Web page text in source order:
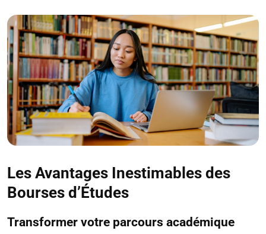
Les Avantages Inestimables des
Bourses d’Études
Transformer votre parcours académique